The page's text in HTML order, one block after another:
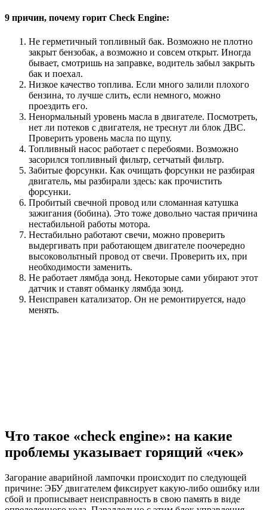
9 причин, почему горит Check Engine:
Не герметичный топливный бак. Возможно не плотно
закрыт бензобак, а возможно и совсем открыт. Иногда
бывает, смотришь на заправке, водитель забыл закрыть
бак и поехал.
Низкое качество топлива. Если много залили плохого
бензина, то лучше слить, если немного, можно
проездить его.
Ненормальный уровень масла в двигателе. Посмотреть,
нет ли потеков с двигателя, не треснут ли блок ДВС.
Проверить уровень масла по щупу.
Топливный насос работает с перебоями. Возможно
засорился топливный фильтр, сетчатый фильтр.
Забитые форсунки. Как очищать форсунки не разбирая
двигатель, мы разбирали здесь: как прочистить
форсунки.
Пробитый свечной провод или сломанная катушка
зажигания (бобина). Это тоже довольно частая причина
нестабильной работы мотора.
Нестабильно работают свечи, можно проверить
выдергивать при работающем двигателе поочередно
высоковольтный провод от свечи. Проверить их, при
необходимости заменить.
Не работает лямбда зонд. Некоторые сами убирают этот
датчик и ставят обманку лямбда зонд.
Неисправен катализатор. Он не ремонтируется, надо
менять.
Что такое «check engine»: на какие
проблемы указывает горящий «чек»
Загорание аварийной лампочки происходит по следующей
причине: ЭБУ двигателем фиксирует какую-либо ошибку или
сбой и прописывает неисправность в свою память в виде